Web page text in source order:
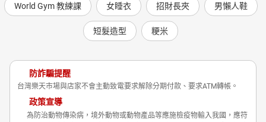
World Gym 教練課 女睡衣 招財長夾 男懶人鞋
短髮造型 粳米
防詐騙提醒
台灣樂天市場與店家不會主動致電要求解除分期付款、要求ATM轉帳。
政策宣導
為防治動物傳染病，境外動物或動物產品等應施檢疫物輸入我國，應符